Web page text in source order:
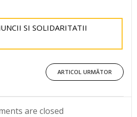
SI SOLIDARITATII
Post
navigation
ARTICOL URMĂTOR
are closed